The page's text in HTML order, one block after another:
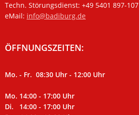
Techn. Störungsdienst: +49 5401 897-107
eMail: info@badiburg.de
ÖFFNUNGSZEITEN:
Mo. - Fr. 08:30 Uhr - 12:00 Uhr
Mo. 14:00 - 17:00 Uhr
Di. 14:00 - 17:00 Uhr